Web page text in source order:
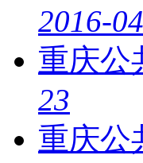
2016-
重庆公
23
重庆公